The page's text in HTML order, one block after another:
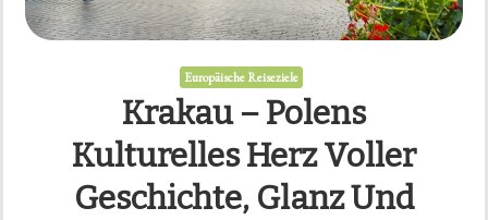
Europäische Reiseziele
Krakau – Polens
Kulturelles Herz Voller
Geschichte, Glanz Und